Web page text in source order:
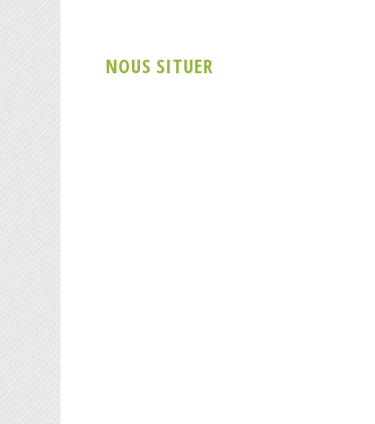
NOUS SITUER